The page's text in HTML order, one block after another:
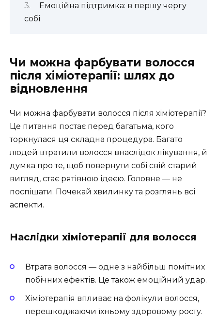
Емоційна підтримка: в першу чергу
собі
Чи можна фарбувати волосся
після хіміотерапії: шлях до
відновлення
Чи можна фарбувати волосся після хіміотерапії?
Це питання постає перед багатьма, кого
торкнулася ця складна процедура. Багато
людей втратили волосся внаслідок лікування, й
думка про те, щоб повернути собі свій старий
вигляд, стає рятівною ідеєю. Головне — не
поспішати. Почекай хвилинку та розглянь всі
аспекти.
Наслідки хіміотерапії для волосся
Втрата волосся — одне з найбільш помітних
побічних ефектів. Це також емоційний удар.
Хіміотерапія впливає на фолікули волосся,
перешкоджаючи їхньому здоровому росту.